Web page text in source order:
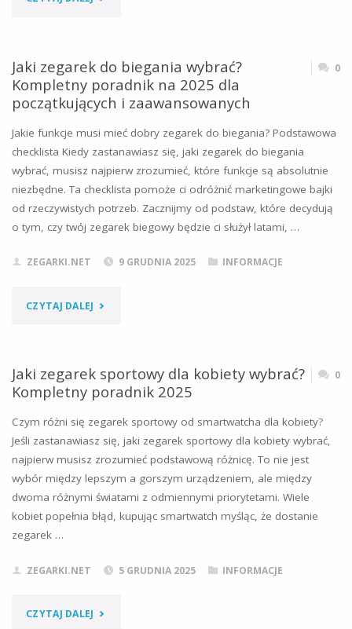
CO
ZNACZY?
KOMPLETNY
PRZEWODNIK
HISTORII
ZALETACH"
Jaki zegarek do biegania wybrać?
Kompletny poradnik na 2025 dla
początkujących i zaawansowanych
0
Jakie funkcje musi mieć dobry zegarek do biegania? Podstawowa
checklista Kiedy zastanawiasz się, jaki zegarek do biegania
wybrać, musisz najpierw zrozumieć, które funkcje są absolutnie
niezbędne. Ta checklista pomoże ci odróżnić marketingowe bajki
od rzeczywistych potrzeb. Zacznijmy od podstaw, które decydują
o tym, czy twój zegarek biegowy będzie ci służył latami, …
ZEGARKI.NET 9 GRUDNIA 2025 INFORMACJE
CZYTAJ DALEJ "JAKI
BIEGANIA
WYBRAĆ?
KOMPLETNY
PORADNIK
NA
POCZĄTKUJĄCYCH
Jaki zegarek sportowy dla kobiety wybrać?
Kompletny poradnik 2025
0
Czym różni się zegarek sportowy od smartwatcha dla kobiety?
Jeśli zastanawiasz się, jaki zegarek sportowy dla kobiety wybrać,
najpierw musisz zrozumieć podstawową różnicę. To nie jest
wybór między lepszym a gorszym urządzeniem, ale między
dwoma różnymi światami z odmiennymi priorytetami. Wiele
kobiet popełnia błąd, kupując smartwatch myśląc, że dostanie
zegarek …
ZEGARKI.NET 5 GRUDNIA 2025 INFORMACJE
CZYTAJ DALEJ "JAKI